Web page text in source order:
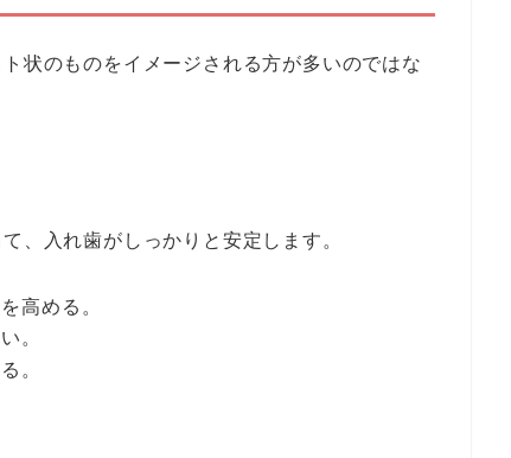
状のものをイメージされる方が多いのではな
、入れ歯がしっかりと安定します。
高める。
。
。